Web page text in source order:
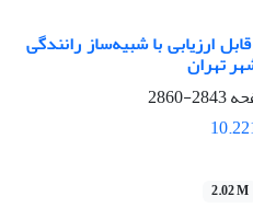
ارزیابی با شبیه‌ساز رانندگی
تهران
2843-2860
2.02 M